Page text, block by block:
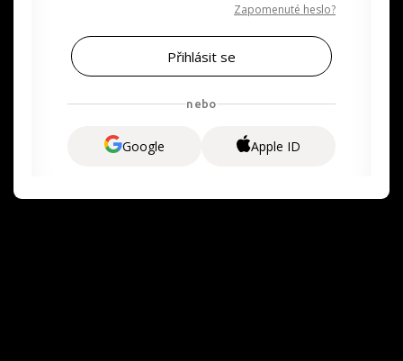
Zapomenuté heslo?
nebo
Google Apple ID